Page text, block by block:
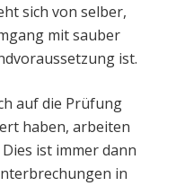
sich von selber,
mit sauber
ist.
auf die Prüfung
haben, arbeiten
ist immer dann
in